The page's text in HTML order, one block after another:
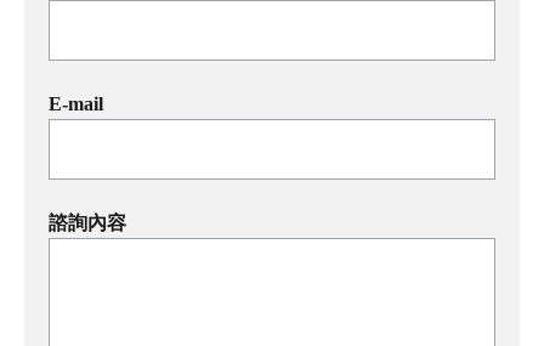
E-mail
諮詢內容